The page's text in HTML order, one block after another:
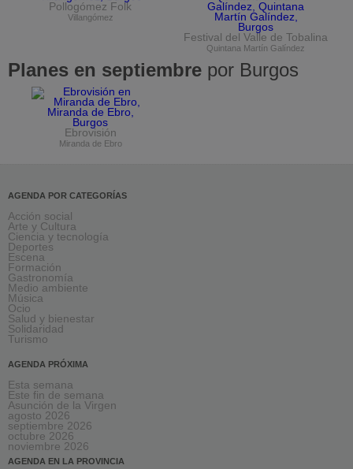
Pollogómez Folk
Villangómez
Festival del Valle de Tobalina
Quintana Martín Galíndez
Planes en septiembre por Burgos
Ebrovisión
Miranda de Ebro
AGENDA POR CATEGORÍAS
Acción social
Arte y Cultura
Ciencia y tecnología
Deportes
Escena
Formación
Gastronomía
Medio ambiente
Música
Ocio
Salud y bienestar
Solidaridad
Turismo
AGENDA PRÓXIMA
Esta semana
Este fin de semana
Asunción de la Virgen
agosto 2026
septiembre 2026
octubre 2026
noviembre 2026
AGENDA EN LA PROVINCIA